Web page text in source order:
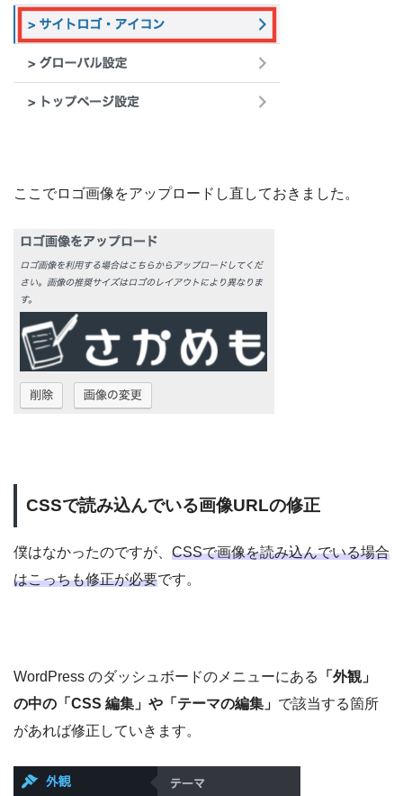
ここでロゴ画像をアップロードし直しておきました。
CSSで読み込んでいる画像URLの修正
僕はなかったのですが、 CSSで画像を読み込んでいる場合
はこっちも修正が必要です。
WordPress のダッシュボードのメニューにある
「外観」
の中の「CSS 編集」や「テーマの編集」 で該当する箇所
があれば修正していきます。